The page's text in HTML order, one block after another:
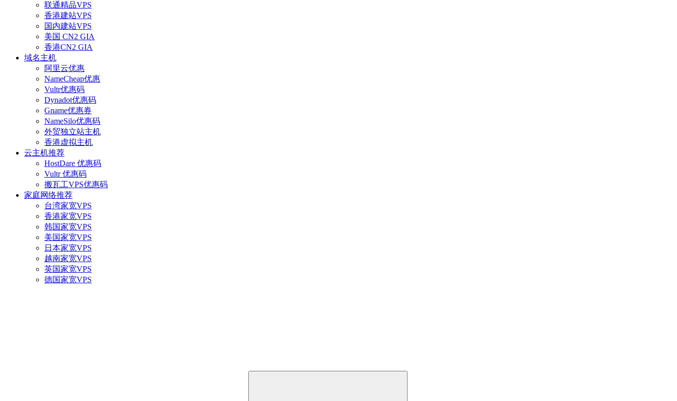
联通精品VPS
香港建站VPS
国内建站VPS
美国 CN2 GIA
香港CN2 GIA
域名主机
阿里云优惠
NameCheap优惠
Vultr优惠码
Dynadot优惠码
Gname优惠券
NameSilo优惠码
外贸独立站主机
香港虚拟主机
云主机推荐
HostDare 优惠码
Vultr 优惠码
搬瓦工VPS优惠码
家庭网络推荐
台湾家宽VPS
香港家宽VPS
韩国家宽VPS
美国家宽VPS
日本家宽VPS
越南家宽VPS
英国家宽VPS
德国家宽VPS